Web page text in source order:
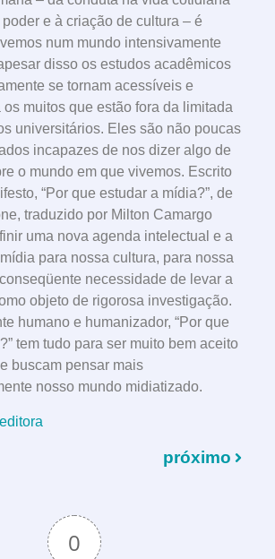
e à criação de cultura – é
num mundo intensivamente
disso os estudos acadêmicos
se tornam acessíveis e
os muitos que estão fora da limitada
universitários. Eles são não poucas
incapazes de nos dizer algo de
o mundo em que vivemos. Escrito
“Por que estudar a mídia?”, de
traduzido por Milton Camargo
uma nova agenda intelectual e a
para nossa cultura, para nossa
necessidade de levar a
objeto de rigorosa investigação.
humano e humanizador, “Por que
tem tudo para ser muito bem aceito
buscam pensar mais
nosso mundo midiatizado.
próximo
0